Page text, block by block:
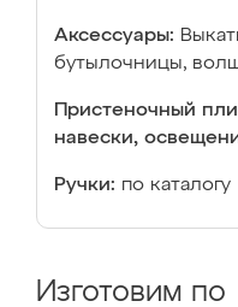
Аксессуары:
бутылочницы,
Пристеночный
навески,
Ручки: по каталогу
Изготовим по